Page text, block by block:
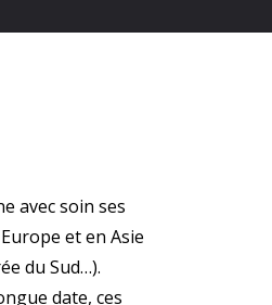
avec soin ses
et en Asie
du Sud…).
date, ces